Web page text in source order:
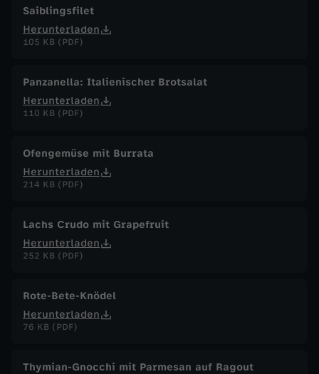
Saiblingsfilet
Herunterladen
105 KB (PDF)
Panzanella: Italienischer Brotsalat
Herunterladen
110 KB (PDF)
Ofengemüse mit Burrata
Herunterladen
214 KB (PDF)
Lachs Crudo mit Grapefruit
Herunterladen
252 KB (PDF)
Rote-Bete-Knödel
Herunterladen
76 KB (PDF)
Thymian-Gnocchi mit Parmesan auf Ragout